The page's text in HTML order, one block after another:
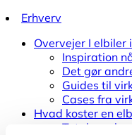
Erhverv
Overvejer I elbiler
Inspiration
Det gør
Guides til
Cases fra
Hvad koster en
Totale